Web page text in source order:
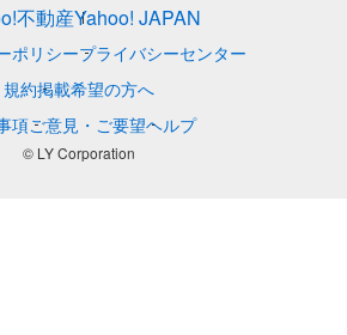
不動産Yahoo! JAPAN
ポリシープライバシーセンター
規約掲載希望の方へ
項ご意見・ご要望ヘルプ
© LY Corporation